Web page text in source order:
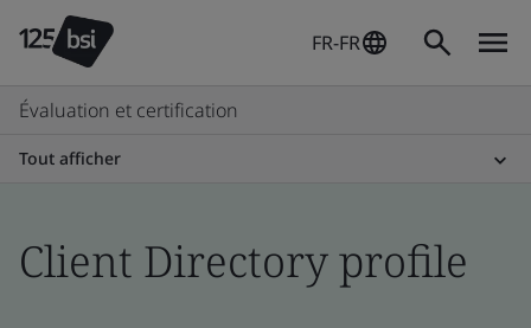
FR-FR
Évaluation et certification
Tout afficher
Client Directory profile